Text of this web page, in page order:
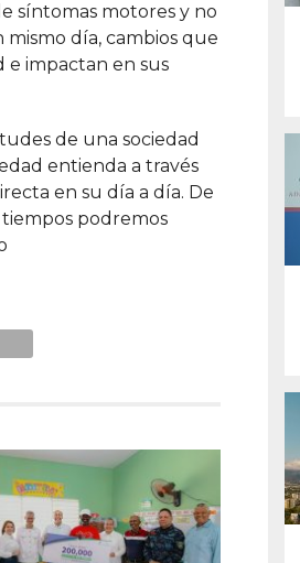
síntomas motores y no
día, cambios que
e impactan en sus
de una sociedad
entienda a través
en su día a día. De
tiempos podremos